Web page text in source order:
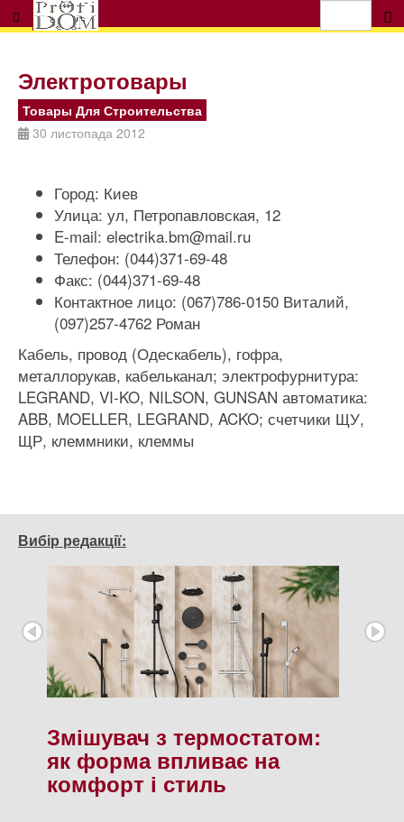
Электротовары
Товары Для Строительства
30 листопада 2012
Город: Киев
Улица: ул, Петропавловская, 12
E-mail: electrika.bm@mail.ru
Телефон: (044)371-69-48
Факс: (044)371-69-48
Контактное лицо: (067)786-0150 Виталий,
(097)257-4762 Роман
Кабель, провод (Одескабель), гофра,
металлорукав, кабельканал; электрофурнитура:
LEGRAND, VI-KO, NILSON, GUNSAN автоматика:
ABB, MOELLER, LEGRAND, ACKO; счетчики ЩУ,
ЩР, клеммники, клеммы
Вибір редакції:
Змішувач з термостатом:
як форма впливає на
комфорт і стиль